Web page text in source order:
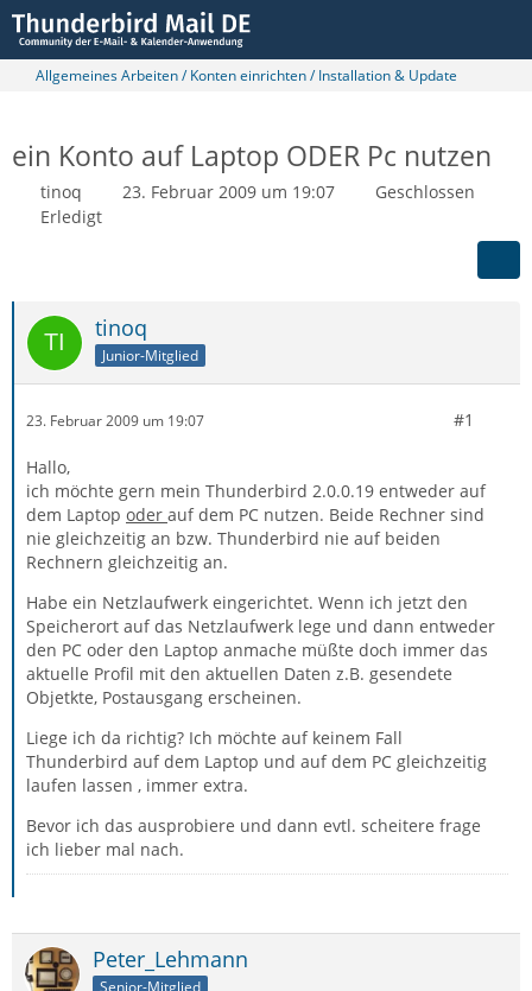
Allgemeines Arbeiten / Konten einrichten / Installation & Update
ein Konto auf Laptop ODER Pc nutzen
tinoq 23. Februar 2009 um 19:07
Geschlossen
Erledigt
tinoq
Junior-Mitglied
23. Februar 2009 um 19:07 #1
Hallo,
ich möchte gern mein Thunderbird 2.0.0.19 entweder auf
dem Laptop oder auf dem PC nutzen. Beide Rechner sind
nie gleichzeitig an bzw. Thunderbird nie auf beiden
Rechnern gleichzeitig an.
Habe ein Netzlaufwerk eingerichtet. Wenn ich jetzt den
Speicherort auf das Netzlaufwerk lege und dann entweder
den PC oder den Laptop anmache müßte doch immer das
aktuelle Profil mit den aktuellen Daten z.B. gesendete
Objetkte, Postausgang erscheinen.
Liege ich da richtig? Ich möchte auf keinem Fall
Thunderbird auf dem Laptop und auf dem PC gleichzeitig
laufen lassen , immer extra.
Bevor ich das ausprobiere und dann evtl. scheitere frage
ich lieber mal nach.
Peter_Lehmann
Senior-Mitglied